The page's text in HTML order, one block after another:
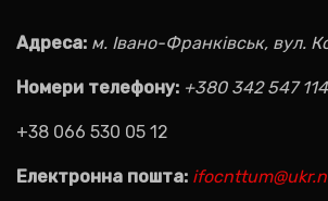
Адреса: м. Івано-Франківськ, вул.
Номери телефону: +380 342 547 114
+38 066 530 05 12
Електронна пошта: